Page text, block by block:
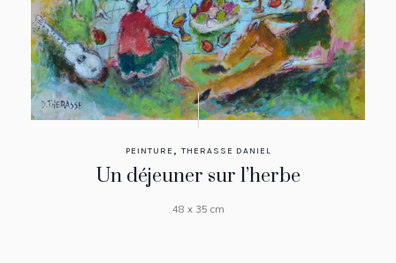
PEINTURE , THERASSE DANIEL
Un déjeuner sur l’herbe
48 x 35 cm